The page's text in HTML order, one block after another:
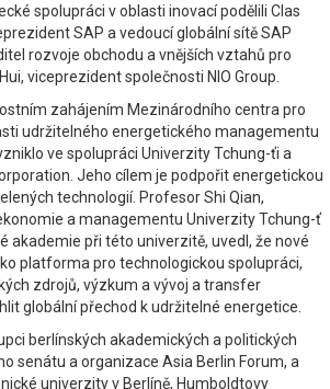
spolupráci v oblasti inovací podělili Clas
SAP a vedoucí globální sítě SAP
rozvoje obchodu a vnějších vztahů pro
viceprezident společnosti NIO Group.
zahájením Mezinárodního centra pro
udržitelného energetického managementu
ve spolupráci Univerzity Tchung-ťi a
Jeho cílem je podpořit energetickou
technologií. Profesor Shi Qian,
a managementu Univerzity Tchung-ť
akademie při této univerzitě, uvedl, že nové
platforma pro technologickou spolupráci,
zdrojů, výzkum a vývoj a transfer
globální přechod k udržitelné energetice.
berlínských akademických a politických
senátu a organizace Asia Berlin Forum, a
univerzity v Berlíně, Humboldtovy